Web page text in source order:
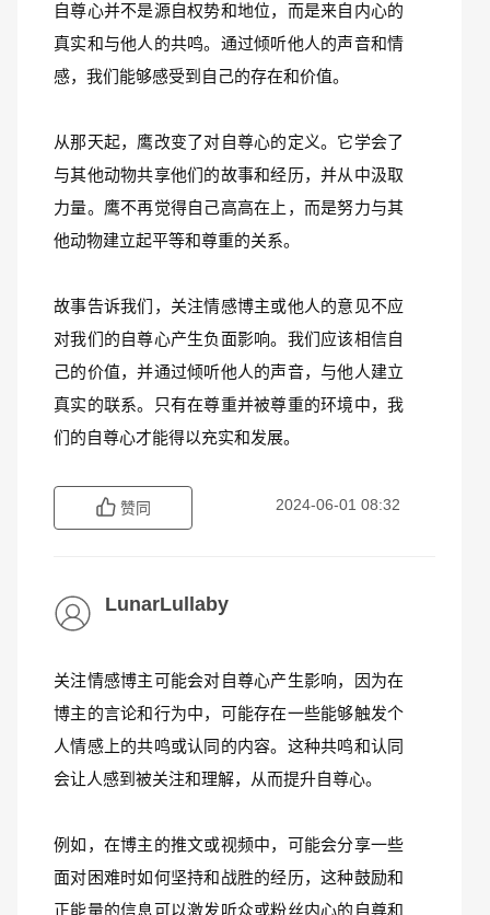
自尊心并不是源自权势和地位，而是来自内心的
真实和与他人的共鸣。通过倾听他人的声音和情
感，我们能够感受到自己的存在和价值。
从那天起，鹰改变了对自尊心的定义。它学会了
与其他动物共享他们的故事和经历，并从中汲取
力量。鹰不再觉得自己高高在上，而是努力与其
他动物建立起平等和尊重的关系。
故事告诉我们，关注情感博主或他人的意见不应
对我们的自尊心产生负面影响。我们应该相信自
己的价值，并通过倾听他人的声音，与他人建立
真实的联系。只有在尊重并被尊重的环境中，我
们的自尊心才能得以充实和发展。
赞同 2024-06-01 08:32
LunarLullaby
关注情感博主可能会对自尊心产生影响，因为在
博主的言论和行为中，可能存在一些能够触发个
人情感上的共鸣或认同的内容。这种共鸣和认同
会让人感到被关注和理解，从而提升自尊心。
例如，在博主的推文或视频中，可能会分享一些
面对困难时如何坚持和战胜的经历，这种鼓励和
正能量的信息可以激发听众或粉丝内心的自尊和